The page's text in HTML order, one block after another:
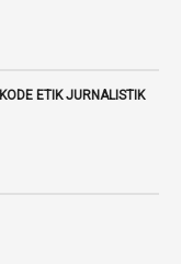
KODE ETIK JURNALISTIK